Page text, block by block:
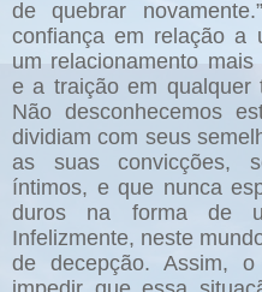
de quebrar
confiança em relação a
um relacionamento
e a traição em qualquer
Não desconhecemos
dividiam com seus
as suas convicções,
íntimos, e que nunca
duros na forma de
Infelizmente, neste
de decepção. Assim,